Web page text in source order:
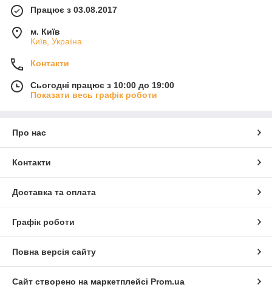
Працює з 03.08.2017
м. Київ
Київ, Україна
Контакти
Сьогодні працює з 10:00 до 19:00
Показати весь графік роботи
Про нас
Контакти
Доставка та оплата
Графік роботи
Повна версія сайту
Сайт створено на маркетплейсі Prom.ua